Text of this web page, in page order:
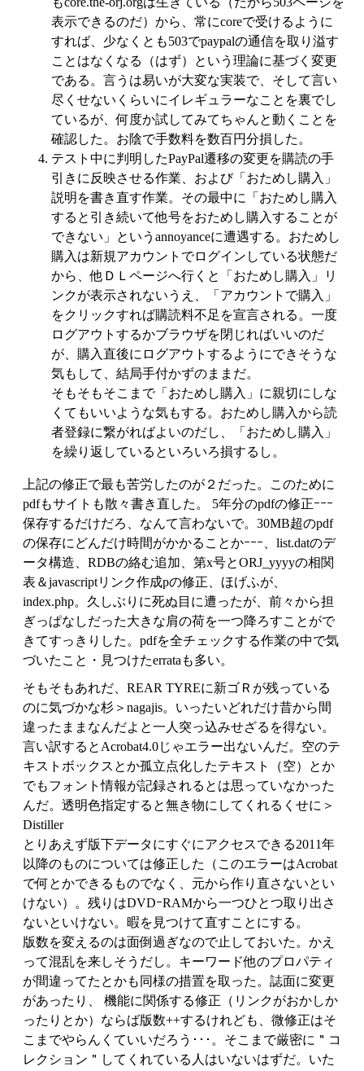
表示できるのだ）から、常にcoreで受けるように
すれば、少なくとも503でpaypalの通信を取り溢す
ことはなくなる（はず）という理論に基づく変更
である。言うは易いが大変な実装で、そして言い
尽くせないくらいにイレギュラーなことを裏でし
ているが、何度か試してみてちゃんと動くことを
確認した。お陰で手数料を数百円分損した。
テスト中に判明したPayPal遷移の変更を購読の手
引きに反映させる作業、および「おためし購入」
説明を書き直す作業。その最中に「おためし購入
すると引き続いて他号をおためし購入することが
できない」というannoyanceに遭遇する。おためし
購入は新規アカウントでログインしている状態だ
から、他ＤＬページへ行くと「おためし購入」リ
ンクが表示されないうえ、「アカウントで購入」
をクリックすれば購読料不足を宣言される。一度
ログアウトするかブラウザを閉じればいいのだ
が、購入直後にログアウトするようにできそうな
気もして、結局手付かずのままだ。
そもそもそこまで「おためし購入」に親切にしな
くてもいいような気もする。おためし購入から読
者登録に繋がればよいのだし、「おためし購入」
を繰り返しているといろいろ損するし。
上記の修正で最も苦労したのが２だった。このために
pdfもサイトも散々書き直した。 5年分のpdfの修正ｰｰｰ
保存するだけだろ、なんて言わないで。30MB超のpdf
の保存にどんだけ時間がかかることかｰｰｰ、list.datのデ
ータ構造、RDBの絡む追加、第x号とORJ_yyyyの相関
表＆javascriptリンク作成pの修正、ほげふが、
index.php。久しぶりに死ぬ目に遭ったが、前々から担
ぎっぱなしだった大きな肩の荷を一つ降ろすことがで
きてすっきりした。pdfを全チェックする作業の中で気
づいたこと・見つけたerrataも多い。
そもそもあれだ、REAR TYREに新ゴＲが残っている
のに気づかな杉＞nagajis。いったいどれだけ昔から間
違ったままなんだよと一人突っ込みせざるを得ない。
言い訳するとAcrobat4.0じゃエラー出ないんだ。空のテ
キストボックスとか孤立点化したテキスト（空）とか
でもフォント情報が記録されるとは思っていなかった
んだ。透明色指定すると無き物にしてくれるくせに＞
Distiller
とりあえず版下データにすぐにアクセスできる2011年
以降のものについては修正した（このエラーはAcrobat
で何とかできるものでなく、元から作り直さないとい
けない）。残りはDVDｰRAMから一つひとつ取り出さ
ないといけない。暇を見つけて直すことにする。
版数を変えるのは面倒過ぎなので止しておいた。かえ
って混乱を来しそうだし。キーワード他のプロパティ
が間違ってたとかも同様の措置を取った。誌面に変更
があったり、 機能に関係する修正（リンクがおかしか
ったりとか）ならば版数++するけれども、微修正はそ
こまでやらんくていいだろう･･･。そこまで厳密に＂コ
レクション＂してくれている人はいないはずだ。いた